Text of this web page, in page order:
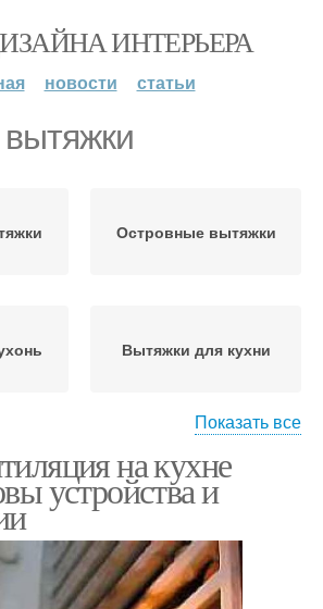
ИНТЕРЬЕРА
новости статьи
Островные вытяжки
Вытяжки для кухни
Вытяжки без отвода
Вытяжка без
воздуховода
Показать все
на кухне
устройства и